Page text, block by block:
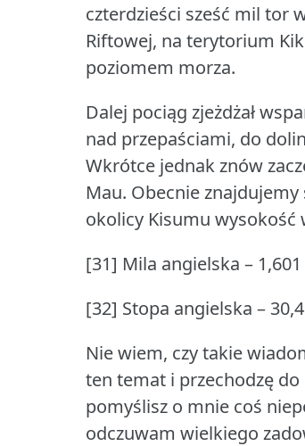
czterdzieści sześć mil tor
Riftowej, na terytorium
poziomem morza.
Dalej pociąg zjeżdżał
nad przepaściami, do
Wkrótce jednak znów
Mau. Obecnie
okolicy Kisumu wysokość
[31] Mila angielska –
[32] Stopa angielska –
Nie wiem, czy takie
ten temat i przechodzę
pomyślisz o mnie coś
odczuwam wielkiego